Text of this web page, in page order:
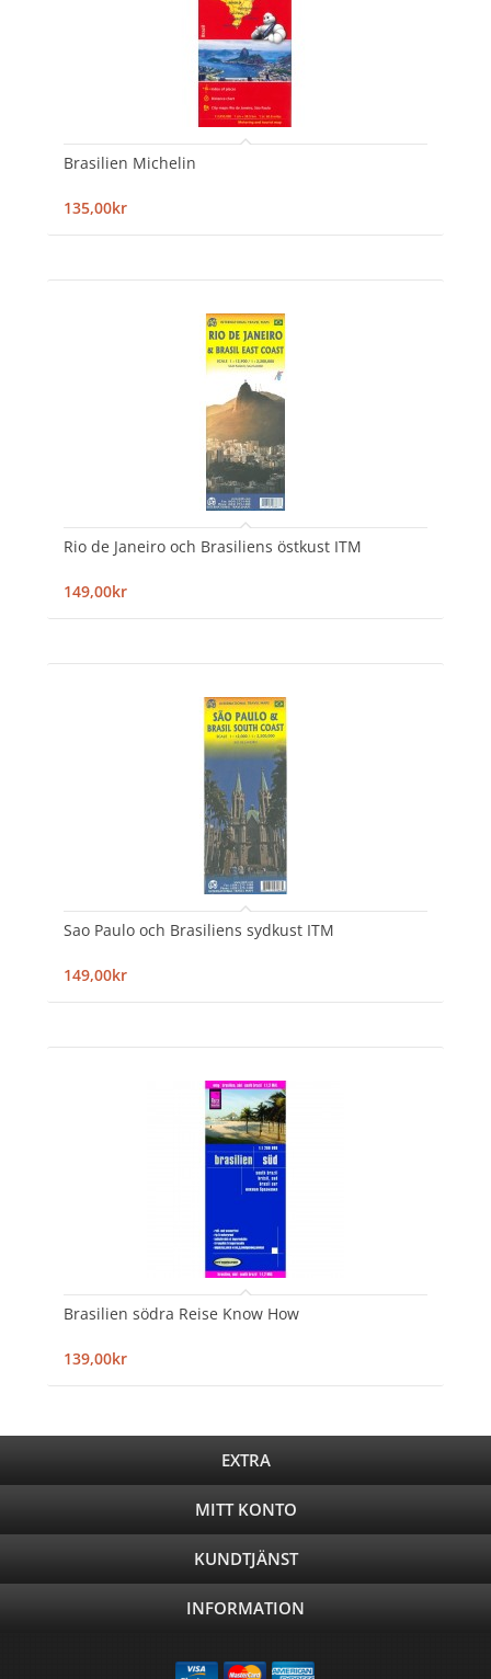
Brasilien Michelin
135,00kr
Rio de Janeiro och Brasiliens östkust ITM
149,00kr
Sao Paulo och Brasiliens sydkust ITM
149,00kr
Brasilien södra Reise Know How
139,00kr
EXTRA
MITT KONTO
KUNDTJÄNST
INFORMATION